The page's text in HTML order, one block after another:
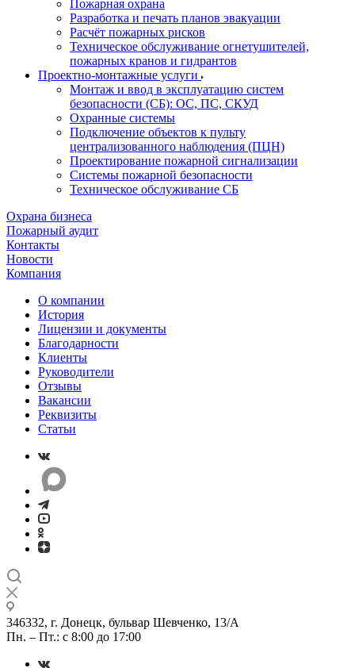
Пожарная охрана
Разработка и печать планов эвакуации
Расчёт пожарных рисков
Техническое обслуживание огнетушителей,
пожарных кранов и гидрантов
Проектно-монтажные услуги
Монтаж и ввод в эксплуатацию систем
безопасности (СБ): ОС, ПС, СКУД
Охранные системы
Подключение объектов к пульту
централизованного наблюдения (ПЦН)
Проектирование пожарной сигнализации
Системы пожарной безопасности
Техническое обслуживание СБ
Охрана бизнеса
Пожарный аудит
Контакты
Новости
Компания
О компании
История
Лицензии и документы
Благодарности
Клиенты
Руководители
Отзывы
Вакансии
Реквизиты
Статьи
346332, г. Донецк, бульвар Шевченко, 13/А
Пн. – Пт.: с 8:00 до 17:00